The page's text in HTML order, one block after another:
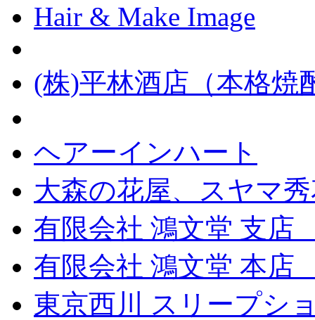
Hair & Make Image
(株)平林酒店（本格焼
ヘアーインハート
大森の花屋、スヤマ
有限会社 鴻文堂 支店
有限会社 鴻文堂 本
東京西川 スリープシ